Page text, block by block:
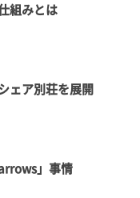
組みとは
ェア別荘を展開
」事情